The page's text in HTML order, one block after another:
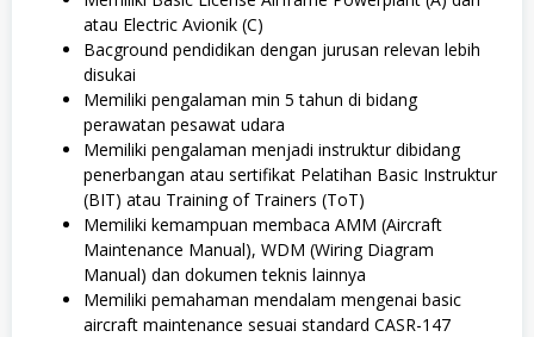
atau Electric Avionik (C)
Bacground pendidikan dengan jurusan relevan lebih
disukai
Memiliki pengalaman min 5 tahun di bidang
perawatan pesawat udara
Memiliki pengalaman menjadi instruktur dibidang
penerbangan atau sertifikat Pelatihan Basic Instruktur
(BIT) atau Training of Trainers (ToT)
Memiliki kemampuan membaca AMM (Aircraft
Maintenance Manual), WDM (Wiring Diagram
Manual) dan dokumen teknis lainnya
Memiliki pemahaman mendalam mengenai basic
aircraft maintenance sesuai standard CASR-147